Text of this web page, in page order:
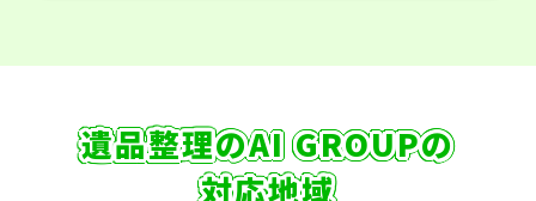
遺品整理のAI GROUPの
対応地域